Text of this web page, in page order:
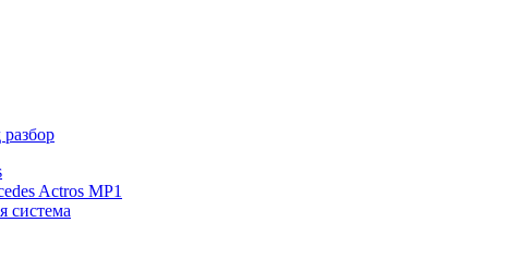
Actros MP1
система